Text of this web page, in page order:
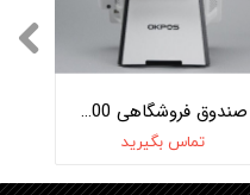
صندوق فروشگاهی OKPOS I1500
تماس بگیرید